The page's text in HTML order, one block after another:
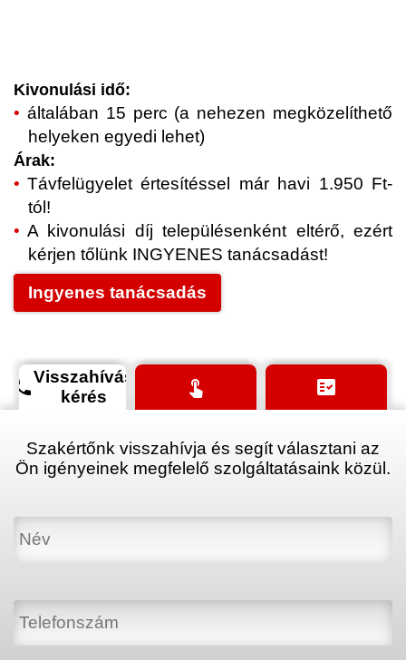
Kivonulási idő:
általában 15 perc (a nehezen megközelíthető
helyeken egyedi lehet)
Árak:
Távfelügyelet értesítéssel már havi 1.950 Ft-
tól!
A kivonulási díj településenként eltérő, ezért
kérjen tőlünk INGYENES tanácsadást!
Ingyenes tanácsadás
phoneVisszahívás
kérés
touch_app fact_check
Szakértőnk visszahívja és segít választani az
Ön igényeinek megfelelő szolgáltatásaink közül.